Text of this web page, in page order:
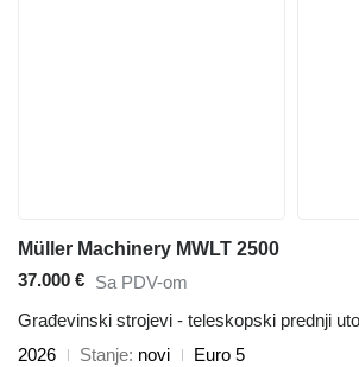
Müller Machinery MWLT 2500
37.000 € Sa PDV-om
Građevinski strojevi - teleskopski prednji
2026
Stanje novi
Euro 5